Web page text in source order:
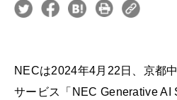
NECは2024年4月22日、京都
サービス「NEC Generative AI